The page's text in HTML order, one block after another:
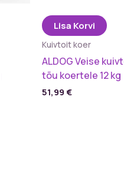
Lisa Korvi
Kuivtoit koer
ALDOG Veise
tõu koertele 12 kg
51,99 €